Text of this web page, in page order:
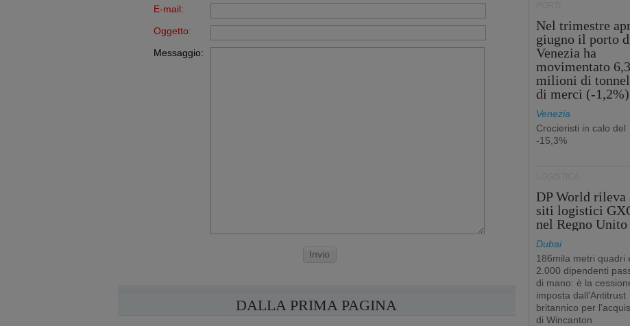
E-mail:
Oggetto:
Messaggio:
Invio
DALLA PRIMA PAGINA
Nel trimestre
giugno il porto
Venezia ha
movimentato 6,3
milioni di
di merci (-1,2%)
Venezia
Crocieristi in calo del
-15,3%
DP World rileva
siti logistici
nel Regno Unito
Dubai
186mila metri quadri
2.000 dipendenti
di mano: è la
imposta dall'Antitrust
britannico per
di Wincanton